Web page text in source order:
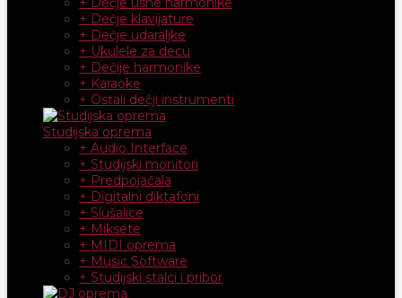
+ Dečje klavijature
+ Dečje udaraljke
+ Ukulele za decu
+ Dečije harmonike
+ Karaoke
+ Ostali dečji instrumenti
Studijska oprema
+ Audio Interface
+ Studijski monitori
+ Predpojačala
+ Digitalni diktafoni
+ Slušalice
+ Miksete
+ MIDI oprema
+ Music Software
+ Studijski stalci i pribor